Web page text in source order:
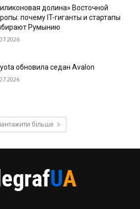
долина» Восточной
почему IT-гиганты и стартапы
Румынию
обновила седан Avalon
більше